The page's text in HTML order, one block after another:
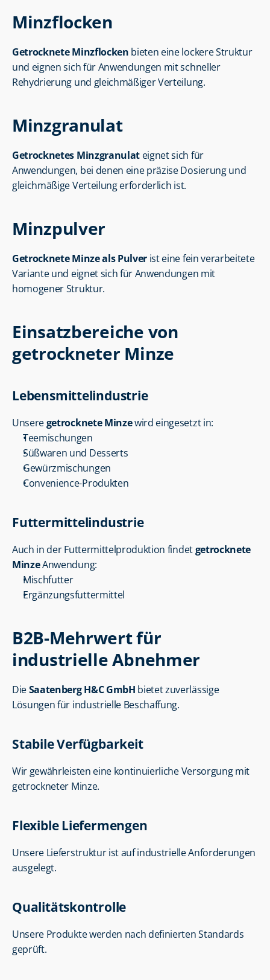
Minzflocken
Getrocknete Minzflocken bieten eine lockere Struktur
und eignen sich für Anwendungen mit schneller
Rehydrierung und gleichmäßiger Verteilung.
Minzgranulat
Getrocknetes Minzgranulat eignet sich für
Anwendungen, bei denen eine präzise Dosierung und
gleichmäßige Verteilung erforderlich ist.
Minzpulver
Getrocknete Minze als Pulver ist eine fein verarbeitete
Variante und eignet sich für Anwendungen mit
homogener Struktur.
Einsatzbereiche von
getrockneter Minze
Lebensmittelindustrie
Unsere getrocknete Minze wird eingesetzt in:
Teemischungen
Süßwaren und Desserts
Gewürzmischungen
Convenience-Produkten
Futtermittelindustrie
Auch in der Futtermittelproduktion findet getrocknete
Minze Anwendung:
Mischfutter
Ergänzungsfuttermittel
B2B-Mehrwert für
industrielle Abnehmer
Die Saatenberg H&C GmbH bietet zuverlässige
Lösungen für industrielle Beschaffung.
Stabile Verfügbarkeit
Wir gewährleisten eine kontinuierliche Versorgung mit
getrockneter Minze.
Flexible Liefermengen
Unsere Lieferstruktur ist auf industrielle Anforderungen
ausgelegt.
Qualitätskontrolle
Unsere Produkte werden nach definierten Standards
geprüft.